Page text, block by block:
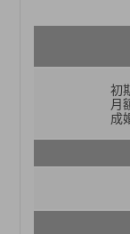
おり、成婚カ
員数は業界
の相手を見つ
婚相談所の
多くの会員
みてください
初
月
成